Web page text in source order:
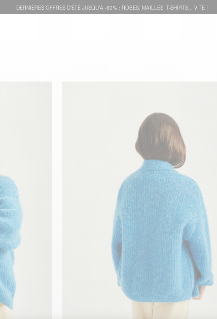
DERNIÈRES OFFRES D'ÉTÊ JUSQU'À -50% : ROBES, MAILLES, T-SHIRTS... VITE !